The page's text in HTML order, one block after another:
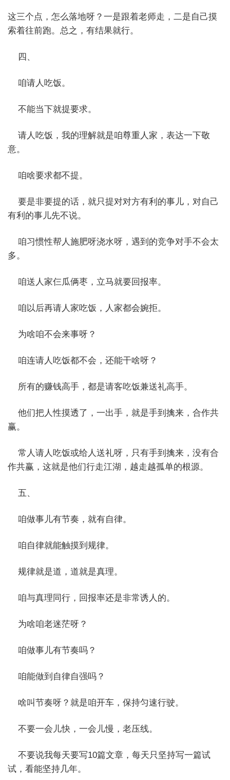
这三个点，怎么落地呀？一是跟着老师走，二是自己摸
索着往前跑。总之，有结果就行。
四、
咱请人吃饭。
不能当下就提要求。
请人吃饭，我的理解就是咱尊重人家，表达一下敬
意。
咱啥要求都不提。
要是非要提的话，就只提对对方有利的事儿，对自己
有利的事儿先不说。
咱习惯性帮人施肥呀浇水呀，遇到的竞争对手不会太
多。
咱送人家仨瓜俩枣，立马就要回报率。
咱以后再请人家吃饭，人家都会婉拒。
为啥咱不会来事呀？
咱连请人吃饭都不会，还能干啥呀？
所有的赚钱高手，都是请客吃饭兼送礼高手。
他们把人性摸透了，一出手，就是手到擒来，合作共
赢。
常人请人吃饭或给人送礼呀，只有手到擒来，没有合
作共赢，这就是他们行走江湖，越走越孤单的根源。
五、
咱做事儿有节奏，就有自律。
咱自律就能触摸到规律。
规律就是道，道就是真理。
咱与真理同行，回报率还是非常诱人的。
为啥咱老迷茫呀？
咱做事儿有节奏吗？
咱能做到自律自强吗？
啥叫节奏呀？就是咱开车，保持匀速行驶。
不要一会儿快，一会儿慢，老压线。
不要说我每天要写10篇文章，每天只坚持写一篇试
试，看能坚持几年。